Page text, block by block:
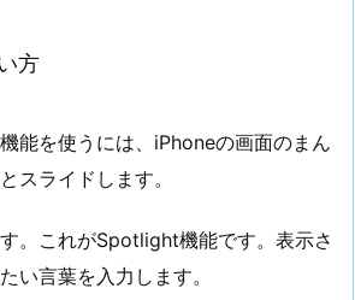
方
能を使うには、iPhoneの画面のまん
スライドします。
。これがSpotlight機能です。表示さ
い言葉を入力します。